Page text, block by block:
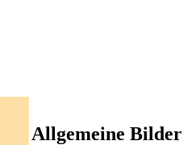
Allgemeine Bilder